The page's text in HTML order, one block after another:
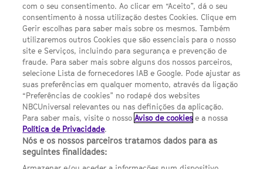
Termos E Condições
FILMES
UMA DIVISÃO DA NBCUNIVERSAL
Contact us by email: contact.SYFYPortugal@ncbuni.com
NBC Universal Global Networks España S.L.U. is wholly owned
by Universal Studios International BV
com o seu consentimento. Ao clicar em “Aceito”, dá o seu
consentimento à nossa utilização destes Cookies. Clique em
Gerir escolhas para saber mais sobre os mesmos. Também
utilizaremos outros Cookies que são essenciais para o nosso
site e Serviços, incluindo para segurança e prevenção de
fraude. Para saber mais sobre alguns dos nossos parceiros,
selecione Lista de fornecedores IAB e Google. Pode ajustar as
suas preferências em qualquer momento, através da ligação
“Preferências de cookies” no rodapé dos websites
NBCUniversal relevantes ou nas definições da aplicação.
Para saber mais, visite o nossoAviso de cookies e a nossa
Política de Privacidade.
Nós e os nossos parceiros tratamos dados para as
seguintes finalidades: